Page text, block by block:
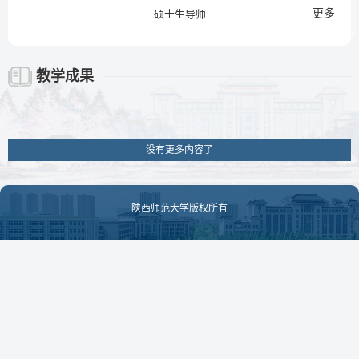
硕士生导师 更多
教学成果
没有更多内容了
陕西师范大学版权所有